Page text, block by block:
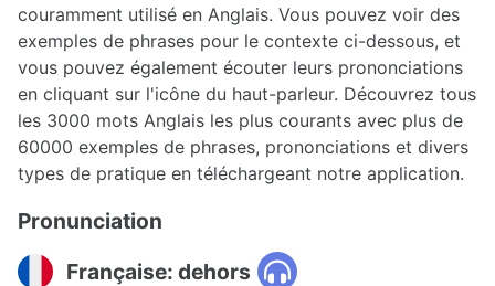
couramment utilisé en Anglais. Vous pouvez voir des
exemples de phrases pour le contexte ci-dessous, et
vous pouvez également écouter leurs prononciations
en cliquant sur l'icône du haut-parleur. Découvrez tous
les 3000 mots Anglais les plus courants avec plus de
60000 exemples de phrases, prononciations et divers
types de pratique en téléchargeant notre application.
Pronunciation
Française: dehors